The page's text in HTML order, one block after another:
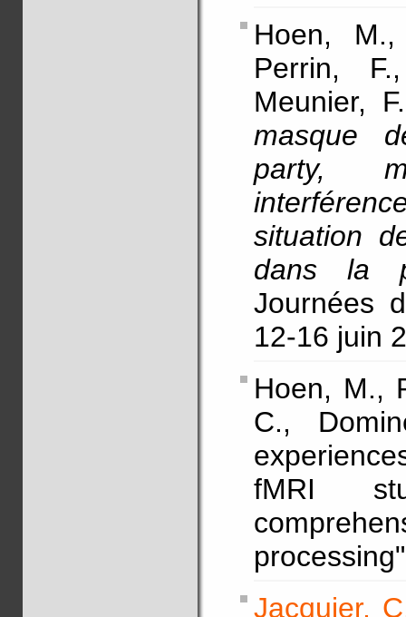
Hoen,
Perrin,
Meunier,
masque
party,
situation
dans la
Journées
12-16 juin
Hoen, M.,
C.,
fMRI
Jacquier,